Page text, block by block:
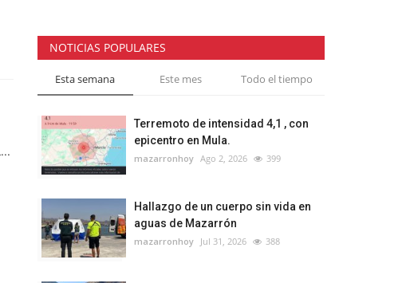
NOTICIAS POPULARES
Esta semana Este mes Todo el tiempo
Terremoto de intensidad 4,1 , con
epicentro en Mula.
mazarronhoy Ago 2, 2026 399
Hallazgo de un cuerpo sin vida en
aguas de Mazarrón
mazarronhoy Jul 31, 2026 388